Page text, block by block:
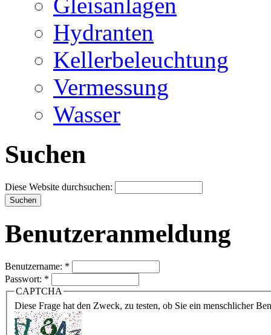
Hydranten
Kellerbeleuchtung
Vermessung
Wasser
Suchen
Diese Website durchsuchen:
Benutzeranmeldung
Benutzername: *
Passwort: *
CAPTCHA
Diese Frage hat den Zweck, zu testen, ob Sie ein menschlicher